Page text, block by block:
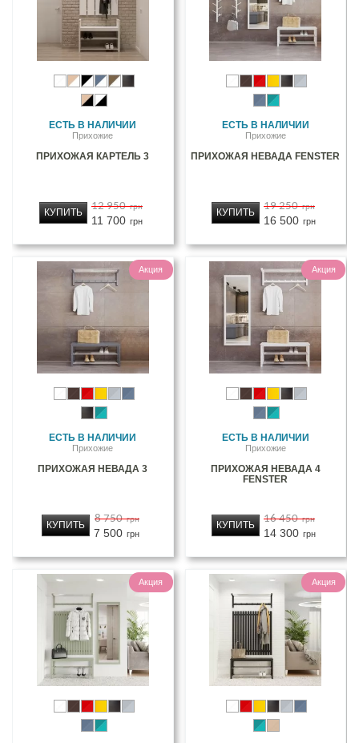
ЕСТЬ В НАЛИЧИИ
Прихожие
ПРИХОЖАЯ КАРТЕЛЬ 3
12 950 грн
11 700 грн
КУПИТЬ
ЕСТЬ В НАЛИЧИИ
Прихожие
ПРИХОЖАЯ НЕВАДА FENSTER
19 250 грн
16 500 грн
КУПИТЬ
Акция
ЕСТЬ В НАЛИЧИИ
Прихожие
ПРИХОЖАЯ НЕВАДА 3
8 750 грн
7 500 грн
КУПИТЬ
Акция
ЕСТЬ В НАЛИЧИИ
Прихожие
ПРИХОЖАЯ НЕВАДА 4
FENSTER
16 450 грн
14 300 грн
КУПИТЬ
Акция Акция